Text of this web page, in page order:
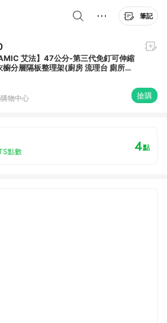
筆記
艾法】47公分-第三代免釘可伸縮
櫥分層隔板整理架(廚房 流理台 廁所收
物中心 搶購
點數 4點